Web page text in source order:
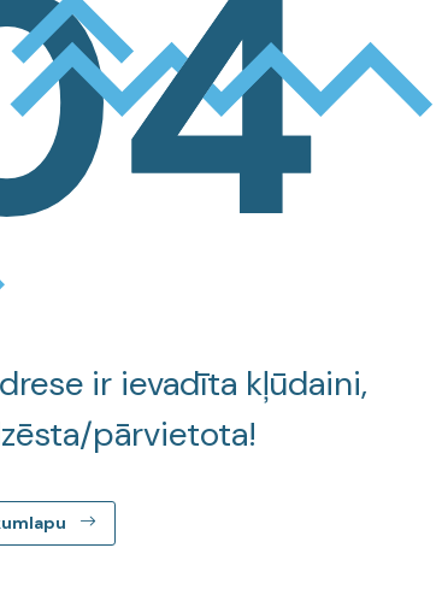
ir ievadīta kļūdaini,
pārvietota!